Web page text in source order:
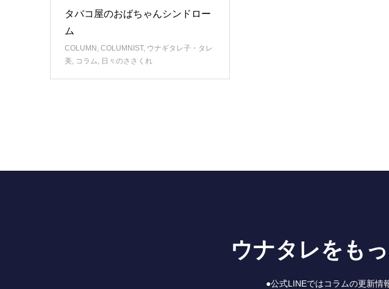
タバコ屋のおばちゃんシンドロー
ム
COLUMN , COLUMNIST, ウナギタレ子・タレ
美, コラム, 日々のささくれ
ウナタレをも
●公式LINEではコラムの更新情